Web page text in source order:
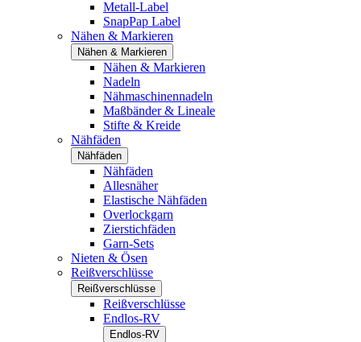
Metall-Label
SnapPap Label
Nähen & Markieren
Nähen & Markieren
Nähen & Markieren
Nadeln
Nähmaschinennadeln
Maßbänder & Lineale
Stifte & Kreide
Nähfäden
Nähfäden
Nähfäden
Allesnäher
Elastische Nähfäden
Overlockgarn
Zierstichfäden
Garn-Sets
Nieten & Ösen
Reißverschlüsse
Reißverschlüsse
Reißverschlüsse
Endlos-RV
Endlos-RV